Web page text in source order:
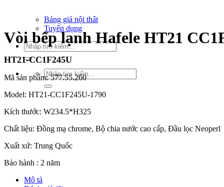
Bảng giá nội thất
Tuyển dụng
Tìm
kiếm:
Tìm
kiếm:
Vòi bếp lạnh Hafele HT21
HT21-CC1F245U
Mã sản phẩm: 577.55.260
Model: HT21-CC1F245U-1790
Kích thước: W234.5*H325
Chất liệu: Đồng mạ chrome, Bộ chia nước cao cấp, Đầu lọc Neoperl
Xuất xứ: Trung Quốc
Bảo hành : 2 năm
Mô tả